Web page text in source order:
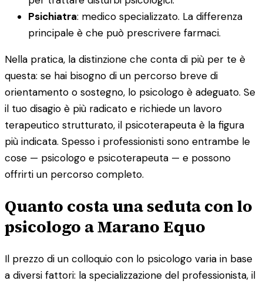
Psichiatra: medico specializzato. La differenza
principale è che può prescrivere farmaci.
Nella pratica, la distinzione che conta di più per te è
questa: se hai bisogno di un percorso breve di
orientamento o sostegno, lo psicologo è adeguato. Se
il tuo disagio è più radicato e richiede un lavoro
terapeutico strutturato, il psicoterapeuta è la figura
più indicata. Spesso i professionisti sono entrambe le
cose — psicologo e psicoterapeuta — e possono
offrirti un percorso completo.
Quanto costa una seduta con lo
psicologo a Marano Equo
Il prezzo di un colloquio con lo psicologo varia in base
a diversi fattori: la specializzazione del professionista, il